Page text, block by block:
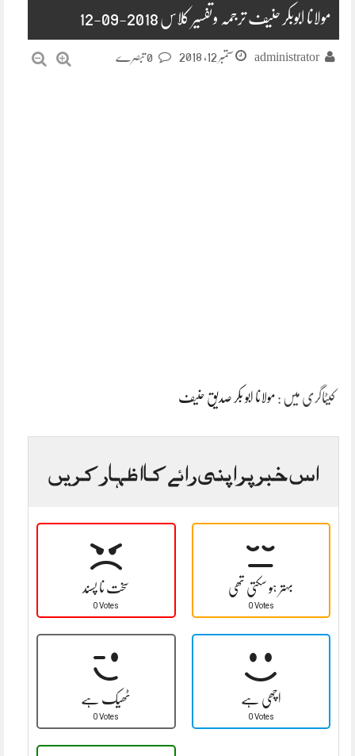
مولانا ابوبکر حنیف ترجمہ وتفسیر کلاس 2018-09-12
administrator ستمبر 12, 2018
کیٹاگری میں : مولانا ابو بکر صدیق حنیف
اس خبر پر اپنی رائے کا اظہار کریں
سخت نا پسند
0 Votes
بہتر ہو سکتی تھی
0 Votes
ٹھیک ہے
0 Votes
اچھی ہے
0 Votes